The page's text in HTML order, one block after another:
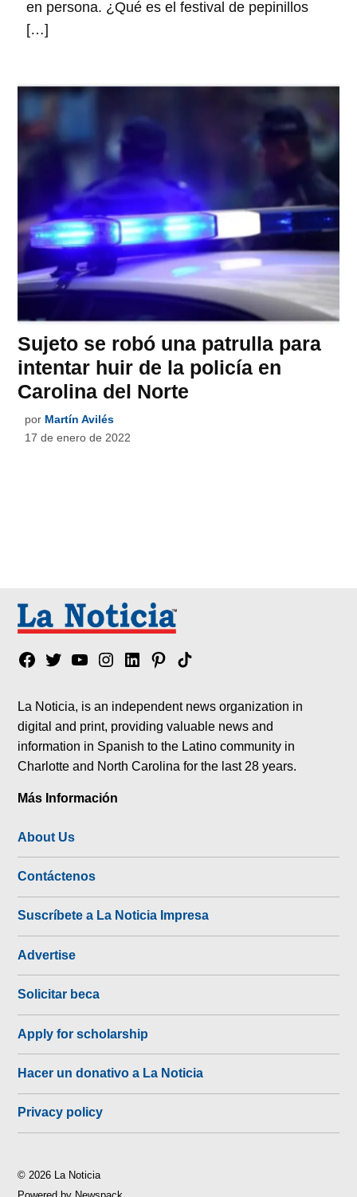
en persona. ¿Qué es el festival de pepinillos
[…]
Sujeto se robó una patrulla para
intentar huir de la policía en
Carolina del Norte
por Martín Avilés
17 de enero de 2022
Facebook
TwitterYouTubeInstagram
LinkedinPinterest
Tik
La Noticia, is an independent news organization in
digital and print, providing valuable news and
information in Spanish to the Latino community in
Charlotte and North Carolina for the last 28 years.
Más Información
About Us
Contáctenos
Suscríbete a La Noticia Impresa
Advertise
Solicitar beca
Apply for scholarship
Hacer un donativo a La Noticia
Privacy policy
© 2026 La Noticia